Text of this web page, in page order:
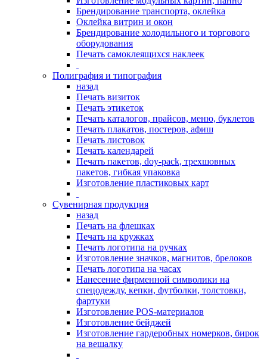
Брендирование транспорта, оклейка
Оклейка витрин и окон
Брендирование холодильного и торгового
оборудования
Печать самоклеящихся наклеек
Полиграфия и типография
назад
Печать визиток
Печать этикеток
Печать каталогов, прайсов, меню, буклетов
Печать плакатов, постеров, афиш
Печать листовок
Печать календарей
Печать пакетов, doy-pack, трехшовных
пакетов, гибкая упаковка
Изготовление пластиковых карт
Сувенирная продукция
назад
Печать на флешках
Печать на кружках
Печать логотипа на ручках
Изготовление значков, магнитов, брелоков
Печать логотипа на часах
Нанесение фирменной символики на
спецодежду, кепки, футболки, толстовки,
фартуки
Изготовление POS-материалов
Изготовление бейджей
Изготовление гардеробных номерков, бирок
на вешалку